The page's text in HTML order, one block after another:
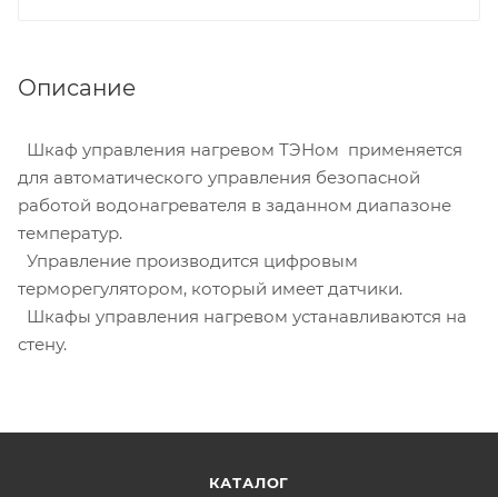
Описание
Шкаф управления нагревом ТЭНом применяется
для автоматического управления безопасной
работой водонагревателя в заданном диапазоне
температур.
Управление производится цифровым
терморегулятором, который имеет датчики.
Шкафы управления нагревом устанавливаются на
стену.
КАТАЛОГ